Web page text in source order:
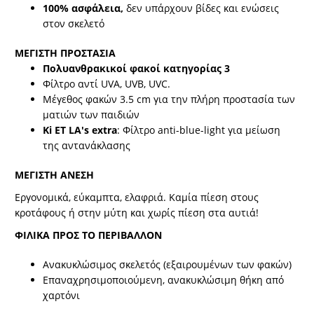
100% ασφάλεια, δεν υπάρχουν βίδες και ενώσεις
στον σκελετό
ΜΕΓΙΣΤΗ ΠΡΟΣΤΑΣΙΑ
Πολυανθρακικοί φακοί κατηγορίας 3
Φίλτρο αντί UVA, UVB, UVC.
Μέγεθος φακών 3.5 cm για την πλήρη προστασία των
ματιών των παιδιών
Ki ET LA's extra: Φίλτρο anti-blue-light για μείωση
της αντανάκλασης
ΜΕΓΙΣΤΗ ΑΝΕΣΗ
Εργονομικά, εύκαμπτα, ελαφριά. Καμία πίεση στους
κροτάφους ή στην μύτη και χωρίς πίεση στα αυτιά!
ΦΙΛΙΚΑ ΠΡΟΣ ΤΟ ΠΕΡΙΒΑΛΛΟΝ
Ανακυκλώσιμος σκελετός (εξαιρουμένων των φακών)
Επαναχρησιμοποιούμενη, ανακυκλώσιμη θήκη από
χαρτόνι